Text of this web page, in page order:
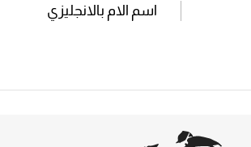
اسم الام بالانجليزي